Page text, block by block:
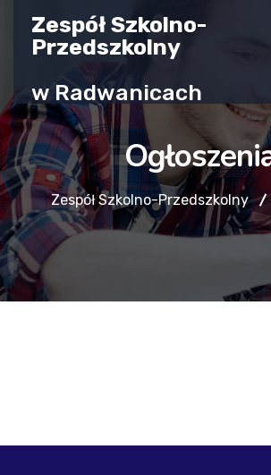
Zespół Szkolno-
Przedszkolny
w Radwanicach
Zespół Szkolno-Przedszkolny